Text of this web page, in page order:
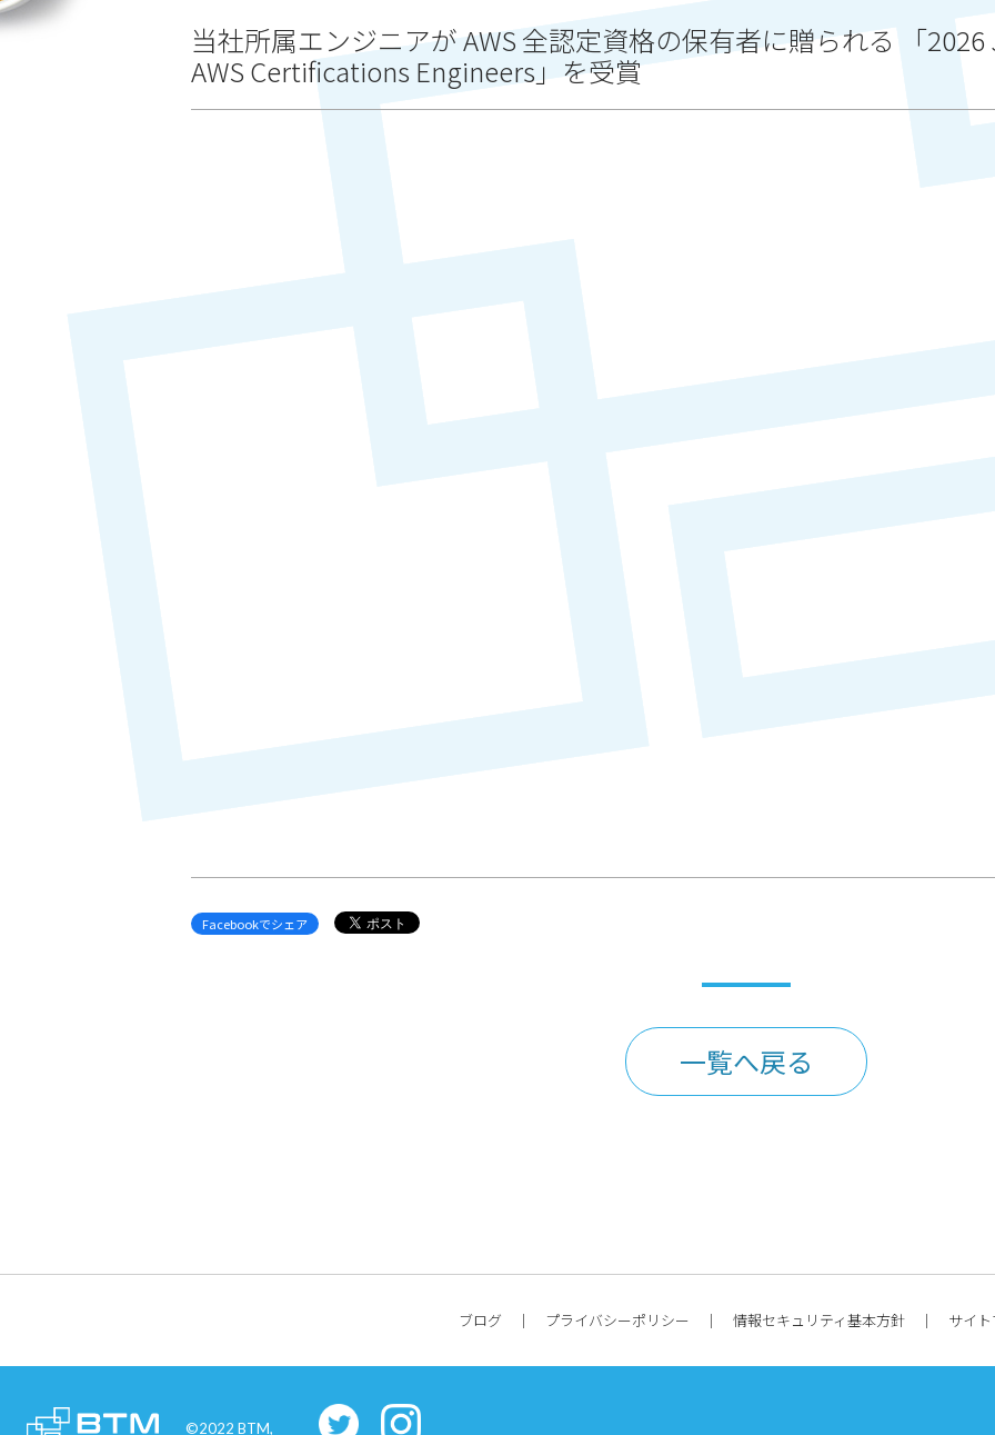
当社所属エンジニアが AWS 全認定資格の保有者に贈られる 「
AWS Certifications Engineers」を受賞
Facebookでシェア
一覧へ戻る
ブログ プライバシーポリシー 情報セキュリティ基本方針 サイ
©2022 BTM,